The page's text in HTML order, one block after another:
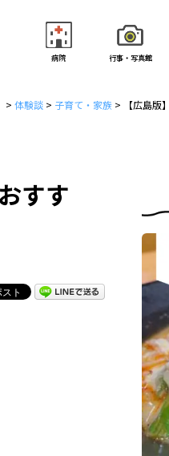
病院 行事・写真館
> 体験談 > 子育て・家族 > 【広島
すす